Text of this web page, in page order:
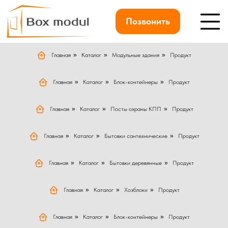
Позвонить
Главная » Каталог » Модульные здания » Продукт
Главная » Каталог » Блок-контейнеры » Продукт
Главная » Каталог » Посты охраны КПП » Продукт
Главная » Каталог » Бытовки сантехнические » Продукт
Главная » Каталог » Бытовки деревянные » Продукт
Главная » Каталог » Хозблоки » Продукт
Главная » Каталог » Блок-контейнеры » Продукт